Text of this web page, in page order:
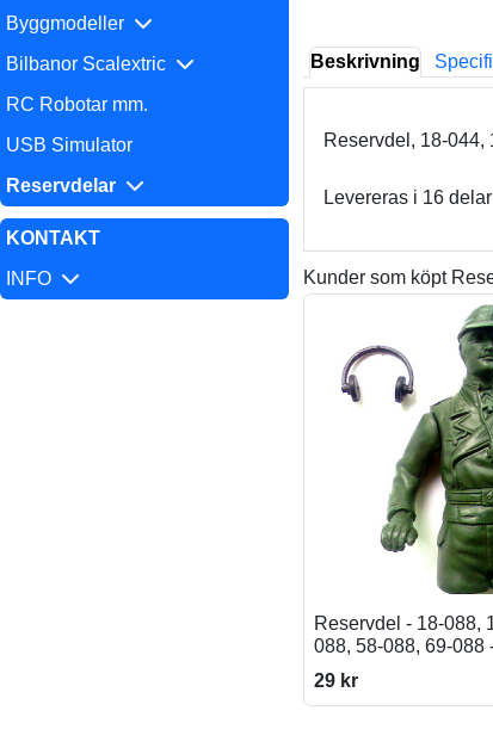
Byggmodeller
Bilbanor Scalextric
RC Robotar mm.
USB Simulator
Reservdelar
KONTAKT
INFO
Beskrivning
Reservdel, 18-044,
Levereras i 16
Kunder som köpt
Reservdel - 18-088,
088, 58-088, 69-088
29 kr